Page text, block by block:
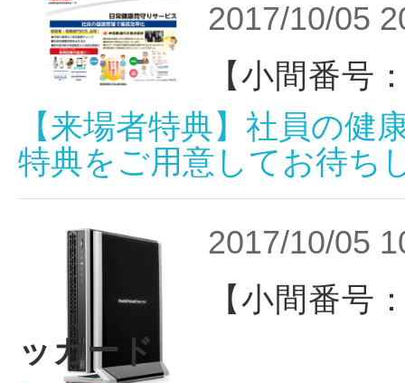
2017/10/05
【小間番号
【来場者特典】社員の健
特典をご用意してお待ち
2017/10/05
【小間番号
ッカード